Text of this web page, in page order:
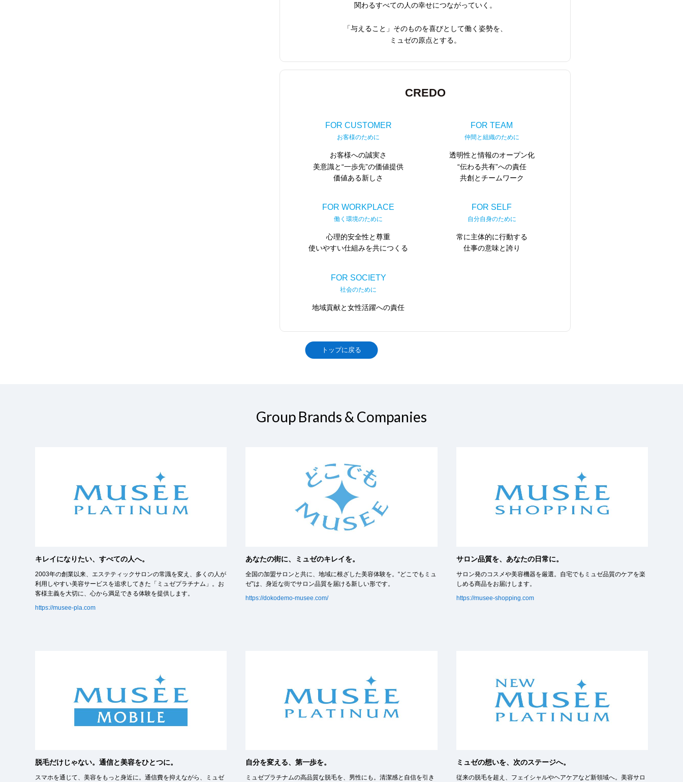
関わるすべての人の幸せにつながっていく。
「与えること」そのものを喜びとして働く姿勢を、
ミュゼの原点とする。
CREDO
FOR CUSTOMER
お客様のために
お客様への誠実さ
美意識と“一歩先”の価値提供
価値ある新しさ
FOR TEAM
仲間と組織のために
透明性と情報のオープン化
“伝わる共有”への責任
共創とチームワーク
FOR WORKPLACE
働く環境のために
心理的安全性と尊重
使いやすい仕組みを共につくる
FOR SELF
自分自身のために
常に主体的に行動する
仕事の意味と誇り
FOR SOCIETY
社会のために
地域貢献と女性活躍への責任
トップに戻る
Group Brands & Companies
キレイになりたい、すべての人へ。
2003年の創業以来、エステティックサロンの常識を変え、多くの人が
利用しやすい美容サービスを追求してきた「ミュゼプラチナム」。お
客様主義を大切に、心から満足できる体験を提供します。
https://musee-pla.com
あなたの街に、ミュゼのキレイを。
全国の加盟サロンと共に、地域に根ざした美容体験を。“どこでもミュ
ゼ”は、身近な街でサロン品質を届ける新しい形です。
https://dokodemo-musee.com/
サロン品質を、あなたの日常に。
サロン発のコスメや美容機器を厳選。自宅でもミュゼ品質のケアを楽
しめる商品をお届けします。
https://musee-shopping.com
脱毛だけじゃない。通信と美容をひとつに。
スマホを通じて、美容をもっと身近に。通信費を抑えながら、ミュゼ
自分を変える、第一歩を。
ミュゼプラチナムの高品質な脱毛を、男性にも。清潔感と自信を引き
ミュゼの想いを、次のステージへ。
従来の脱毛を超え、フェイシャルやヘアケアなど新領域へ。美容サロ